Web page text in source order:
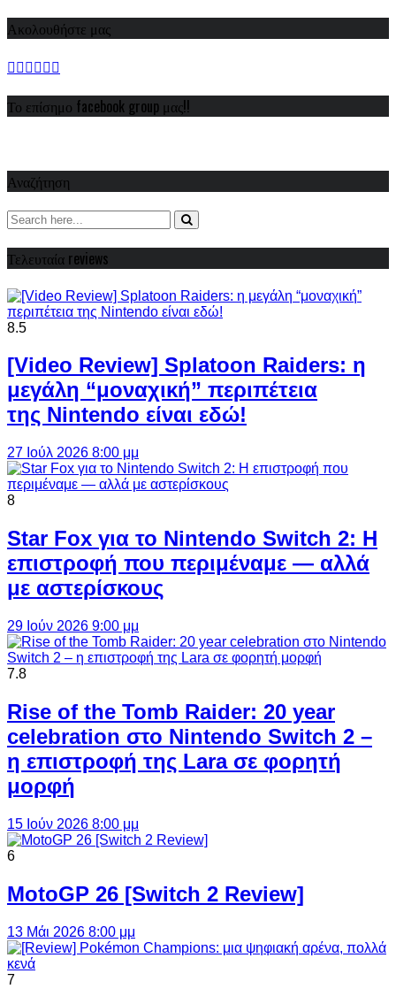
Ακολουθήστε μας
Το επίσημο facebook group μας!!
Αναζήτηση
Τελευταία reviews
8.5
[Video Review] Splatoon Raiders: η
μεγάλη “μοναχική” περιπέτεια
της Nintendo είναι εδώ!
27 Ιούλ 2026 8:00 μμ
8
Star Fox για το Nintendo Switch 2: Η
επιστροφή που περιμέναμε — αλλά
με αστερίσκους
29 Ιούν 2026 9:00 μμ
7.8
Rise of the Tomb Raider: 20 year
celebration στο Nintendo Switch 2 –
η επιστροφή της Lara σε φορητή
μορφή
15 Ιούν 2026 8:00 μμ
6
MotoGP 26 [Switch 2 Review]
13 Μάι 2026 8:00 μμ
7